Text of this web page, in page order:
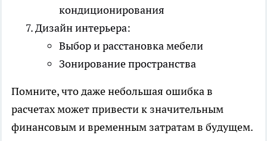
кондиционирования
Дизайн интерьера:
Выбор и расстановка мебели
Зонирование пространства
Помните, что даже небольшая ошибка в
расчетах может привести к значительным
финансовым и временным затратам в будущем.